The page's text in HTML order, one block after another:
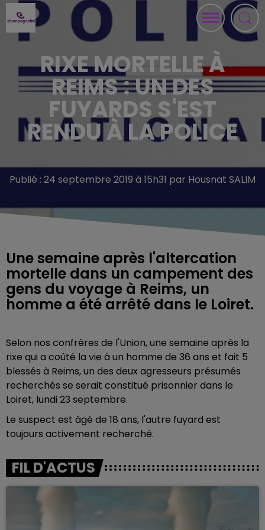
RIXE MORTELLE À
REIMS : UN DES
FUYARDS S'EST
RENDU À LA POLICE
Publié : 24 septembre 2019 à 15h31 par Housnat SALIM
Une semaine après l'altercation
mortelle dans un campement des
gens du voyage à Reims, un
homme a été arrêté dans le Loiret.
Selon nos confrères de l'Union, une semaine après la
rixe qui a coûté la vie à un homme de 36 ans et fait 5
blessés à Reims, un des deux agresseurs présumés
recherchés se serait constitué prisonnier dans le
Loiret, lundi 23 septembre.
Le suspect est âgé de 18 ans, l'autre fuyard est
toujours activement recherché.
FIL D'ACTUS